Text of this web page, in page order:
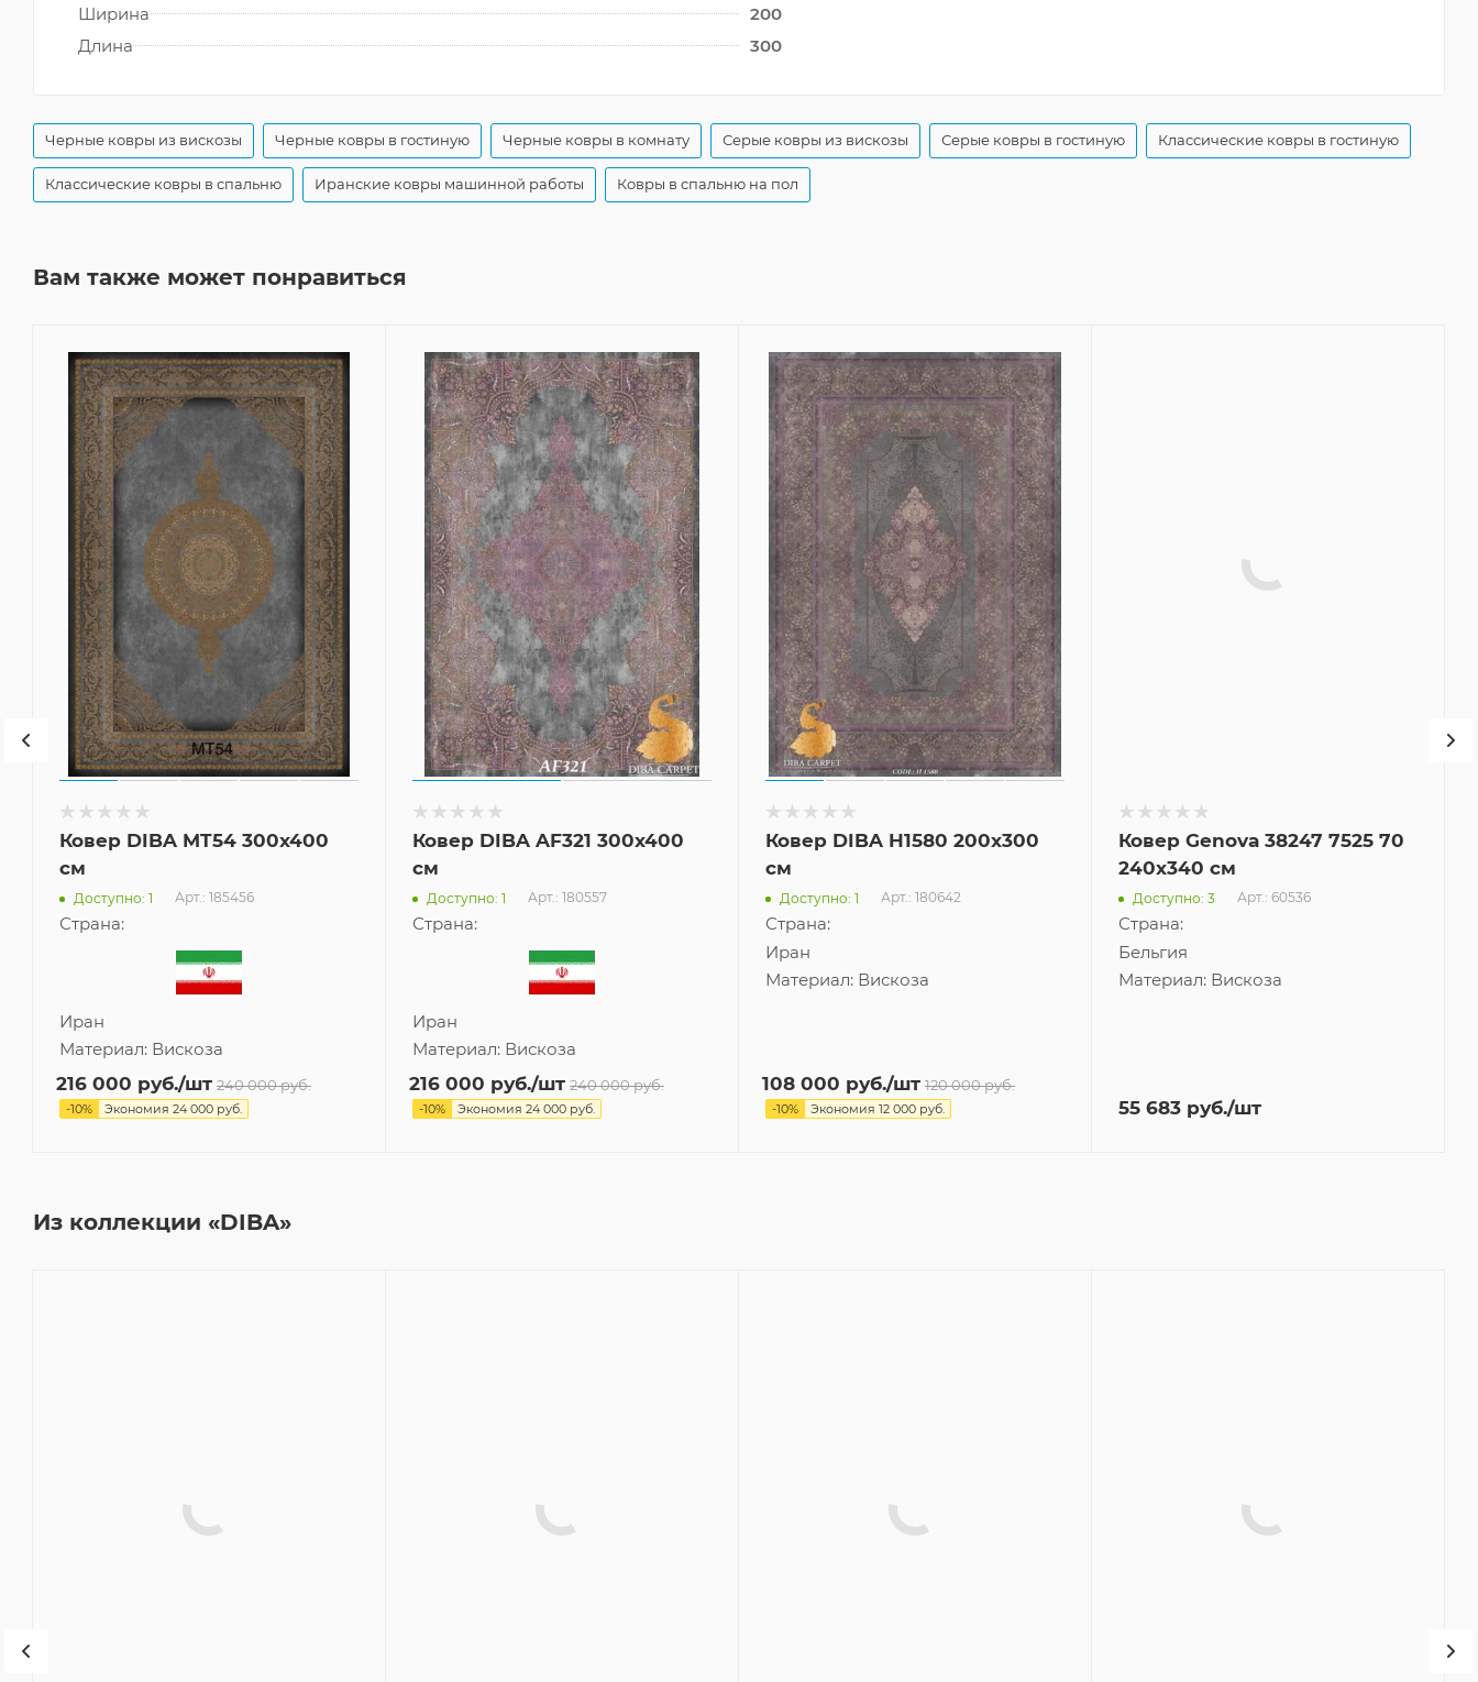
Ширина
200
Длина
300
Черные ковры из вискозы Черные ковры в гостиную Черные ковры в комнату Серые ковры из вискозы Серые ковры в гостиную Классические ковры в гостиную
Классические ковры в спальню Иранские ковры машинной работы Ковры в спальню на пол
Вам также может понравиться
Ковер DIBA MT54 300x400
см
Доступно: 1 Арт.: 185456
Страна:
Иран
Материал: Вискоза
216 000 руб./шт 240 000руб.
-10% Экономия 24 000 руб.
Ковер DIBA AF321 300x400
см
Доступно: 1 Арт.: 180557
Страна:
Иран
Материал: Вискоза
216 000 руб./шт 240 000руб.
-10% Экономия 24 000 руб.
Ковер DIBA H1580 200x300
см
Доступно: 1 Арт.: 180642
Страна:
108 000 руб./шт 120 000руб.
-10% Экономия 12 000 руб.
Ковер Genova 38247 7525 70
240x340 см
Доступно: 3 Арт.: 60536
Страна:
55 683 руб./шт
Из коллекции «DIBA»